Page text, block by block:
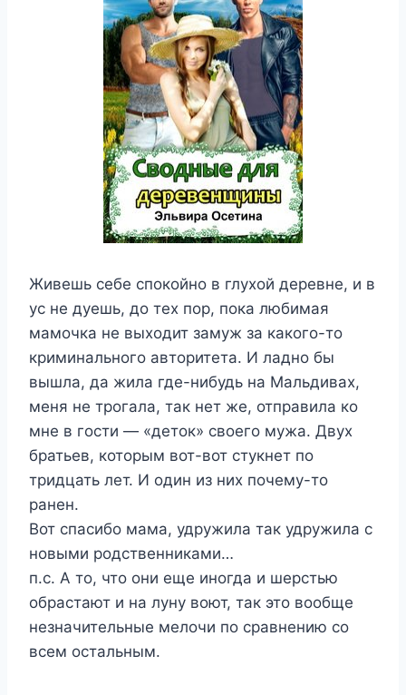
Живешь себе спокойно в глухой деревне, и в
ус не дуешь, до тех пор, пока любимая
мамочка не выходит замуж за какого-то
криминального авторитета. И ладно бы
вышла, да жила где-нибудь на Мальдивах,
меня не трогала, так нет же, отправила ко
мне в гости — «деток» своего мужа. Двух
братьев, которым вот-вот стукнет по
тридцать лет. И один из них почему-то
ранен.
Вот спасибо мама, удружила так удружила с
новыми родственниками…
п.с. А то, что они еще иногда и шерстью
обрастают и на луну воют, так это вообще
незначительные мелочи по сравнению со
всем остальным.